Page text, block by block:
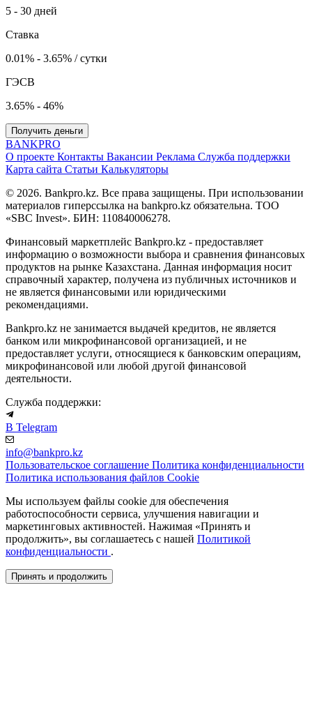
5 - 30 дней
Ставка
0.01% - 3.65% / сутки
ГЭСВ
3.65% - 46%
Получить деньги
BANKPRO
О проекте Контакты Вакансии Реклама Служба поддержки
Карта сайта Статьи Калькуляторы
© 2026. Bankpro.kz. Все права защищены. При использовании
материалов гиперссылка на bankpro.kz обязательна. ТОО
«SBC Invest». БИН: 110840006278.
Финансовый маркетплейс Bankpro.kz - предоставляет
информацию о возможности выбора и сравнения финансовых
продуктов на рынке Казахстана. Данная информация носит
справочный характер, получена из публичных источников и
не является финансовыми или юридическими
рекомендациями.
Bankpro.kz не занимается выдачей кредитов, не является
банком или микрофинансовой организацией, и не
предоставляет услуги, относящиеся к банковским операциям,
микрофинансовой или любой другой финансовой
деятельности.
Служба поддержки:
В Telegram
info@bankpro.kz
Пользовательское соглашение Политика конфиденциальности
Политика использования файлов Cookie
Мы используем файлы cookie для обеспечения
работоспособности сервиса, улучшения навигации и
маркетинговых активностей. Нажимая «Принять и
продолжить», вы соглашаетесь с нашей Политикой
конфиденциальности .
Принять и продолжить